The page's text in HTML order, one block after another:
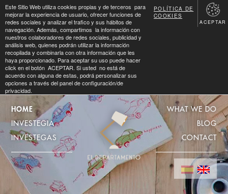
HOME
INVESTEGIA
INVESTEGAS
WHAT WE DO
BLOG
CONTACT
Este Sitio Web utiliza cookies propias y de terceros para
mejorar la experiencia de usuario, ofrecer funciones de
redes sociales y analizar el trafico y sus hábitos de
navegación. Además, compartimos la información con
nuestros colaboradores de redes sociales, publicidad y
análisis web, quienes podrán utilizar la información
recopilada y combinarla con otra información que les
haya proporcionado. Para aceptar su uso puede hacer
click en el botón ACEPTAR. Si usted no está de
acuerdo con alguna de estas, podrá personalizar sus
opciones a través del panel de configuración/de
privacidad.
POLÍTICA DE
COOKIES
ACEPTAR